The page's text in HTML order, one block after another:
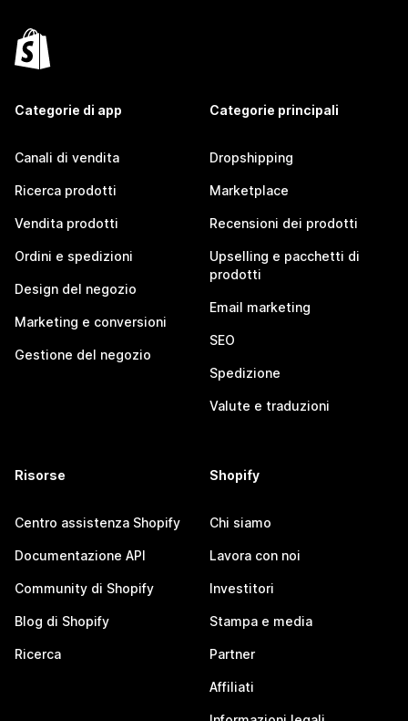
Categorie di app
Canali di vendita
Ricerca prodotti
Vendita prodotti
Ordini e spedizioni
Design del negozio
Marketing e conversioni
Gestione del negozio
Categorie principali
Dropshipping
Marketplace
Recensioni dei prodotti
Upselling e pacchetti di
prodotti
Email marketing
SEO
Spedizione
Valute e traduzioni
Risorse
Centro assistenza Shopify
Documentazione API
Community di Shopify
Blog di Shopify
Ricerca
Shopify
Chi siamo
Lavora con noi
Investitori
Stampa e media
Partner
Affiliati